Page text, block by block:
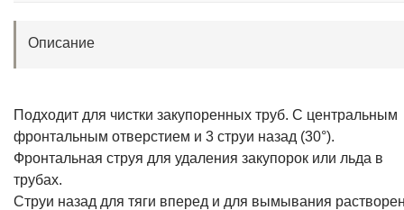
Описание
Подходит для чистки закупоренных труб. С центральным
фронтальным отверстием и 3 струи назад (30°).
Фронтальная струя для удаления закупорок или льда в
трубах.
Струи назад для тяги вперед и для вымывания